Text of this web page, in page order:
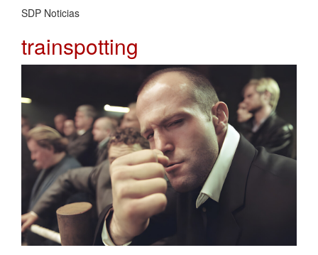
SDP Noticias
trainspotting